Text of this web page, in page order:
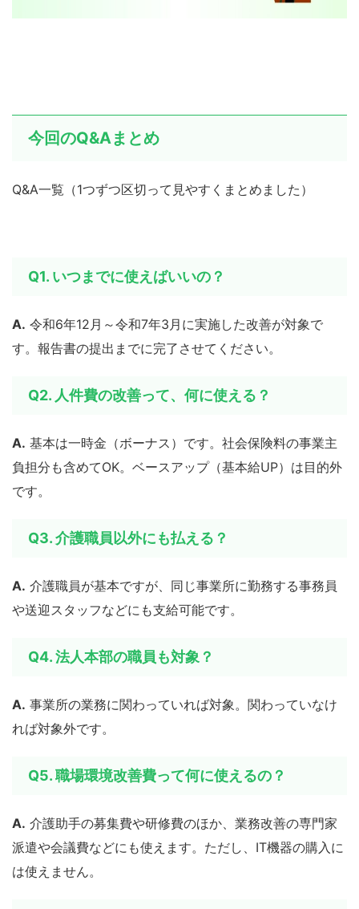
今回のQ&Aまとめ
Q&A一覧（1つずつ区切って見やすくまとめました）
Q1. いつまでに使えばいいの？
A. 令和6年12月～令和7年3月に実施した改善が対象で
す。報告書の提出までに完了させてください。
Q2. 人件費の改善って、何に使える？
A. 基本は一時金（ボーナス）です。社会保険料の事業主
負担分も含めてOK。ベースアップ（基本給UP）は目的外
です。
Q3. 介護職員以外にも払える？
A. 介護職員が基本ですが、同じ事業所に勤務する事務員
や送迎スタッフなどにも支給可能です。
Q4. 法人本部の職員も対象？
A. 事業所の業務に関わっていれば対象。関わっていなけ
れば対象外です。
Q5. 職場環境改善費って何に使えるの？
A. 介護助手の募集費や研修費のほか、業務改善の専門家
派遣や会議費などにも使えます。ただし、IT機器の購入に
は使えません。